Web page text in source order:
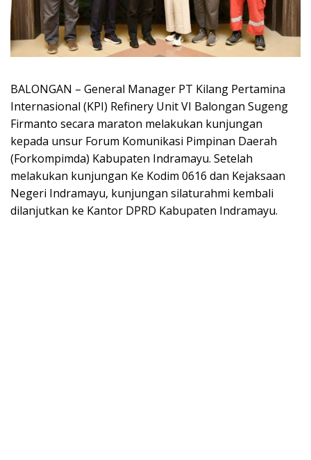
BALONGAN – General Manager PT Kilang Pertamina
Internasional (KPI) Refinery Unit VI Balongan Sugeng
Firmanto secara maraton melakukan kunjungan
kepada unsur Forum Komunikasi Pimpinan Daerah
(Forkompimda) Kabupaten Indramayu. Setelah
melakukan kunjungan Ke Kodim 0616 dan Kejaksaan
Negeri Indramayu, kunjungan silaturahmi kembali
dilanjutkan ke Kantor DPRD Kabupaten Indramayu.